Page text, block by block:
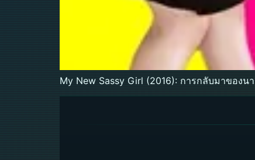
My New Sassy Girl (2016): การกลับมาของน